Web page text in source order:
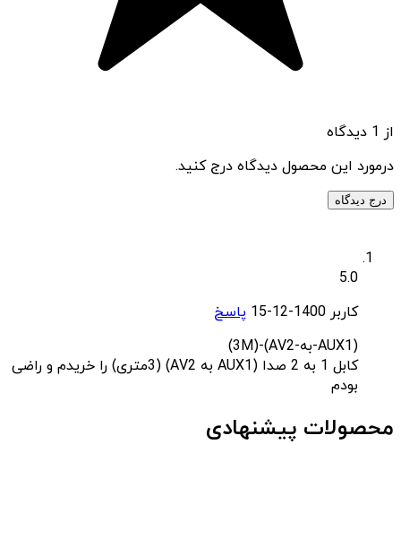
از 1 دیدگاه
درمورد این محصول دیدگاه درج کنید.
درج دیدگاه
5.0
کاربر 1400-12-15
پاسخ
(AUX1-به-AV2)-(3M)
کابل 1 به 2 صدا (AUX1 به AV2) (3متری) را خریدم و راضی
بودم
محصولات پیشنهادی